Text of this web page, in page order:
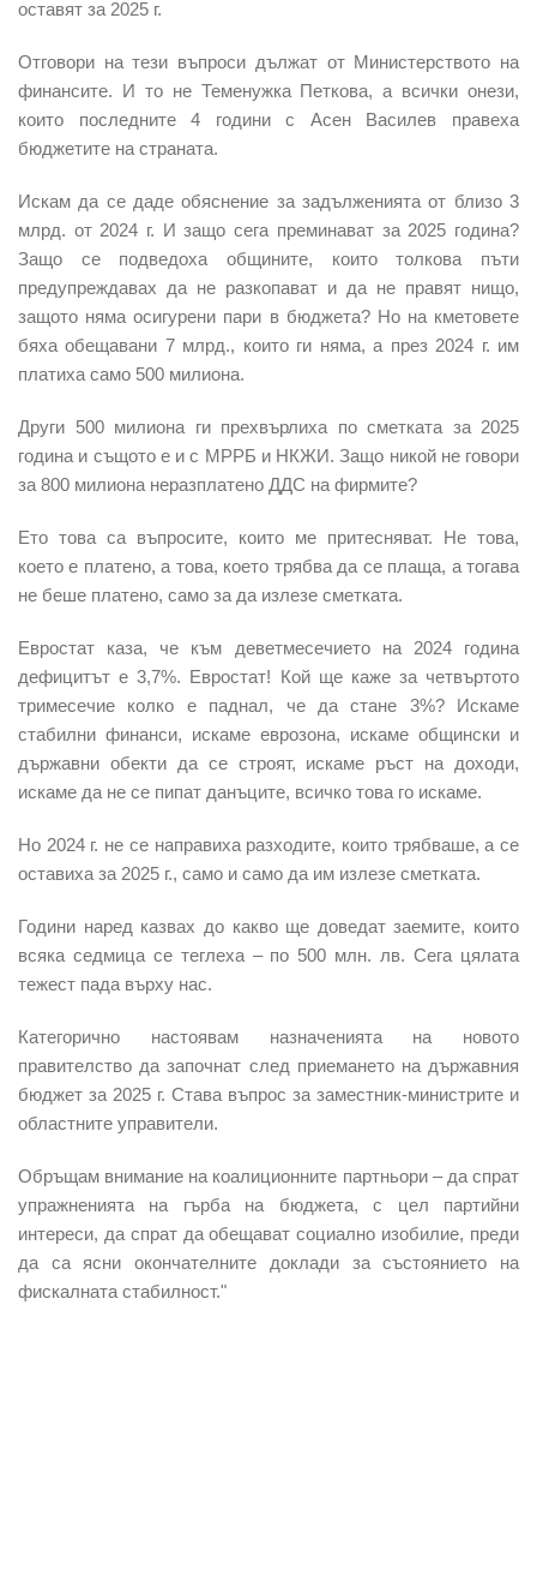
оставят за 2025 г.
Отговори на тези въпроси дължат от Министерството на
финансите. И то не Теменужка Петкова, а всички онези,
които последните 4 години с Асен Василев правеха
бюджетите на страната.
Искам да се даде обяснение за задълженията от близо 3
млрд. от 2024 г. И защо сега преминават за 2025 година?
Защо се подведоха общините, които толкова пъти
предупреждавах да не разкопават и да не правят нищо,
защото няма осигурени пари в бюджета? Но на кметовете
бяха обещавани 7 млрд., които ги няма, а през 2024 г. им
платиха само 500 милиона.
Други 500 милиона ги прехвърлиха по сметката за 2025
година и същото е и с МРРБ и НКЖИ. Защо никой не говори
за 800 милиона неразплатено ДДС на фирмите?
Ето това са въпросите, които ме притесняват. Не това,
което е платено, а това, което трябва да се плаща, а тогава
не беше платено, само за да излезе сметката.
Евростат каза, че към деветмесечието на 2024 година
дефицитът е 3,7%. Евростат! Кой ще каже за четвъртото
тримесечие колко е паднал, че да стане 3%? Искаме
стабилни финанси, искаме еврозона, искаме общински и
държавни обекти да се строят, искаме ръст на доходи,
искаме да не се пипат данъците, всичко това го искаме.
Но 2024 г. не се направиха разходите, които трябваше, а се
оставиха за 2025 г., само и само да им излезе сметката.
Години наред казвах до какво ще доведат заемите, които
всяка седмица се теглеха – по 500 млн. лв.Сега цялата
тежест пада върху нас.
Категорично настоявам назначенията на новото
правителство да започнат след приемането на държавния
бюджет за 2025 г. Става въпрос за заместник-министрите и
областните управители.
Обръщам внимание на коалиционните партньори – да спрат
упражненията на гърба на бюджета, с цел партийни
интереси, да спрат да обещават социално изобилие, преди
да са ясни окончателните доклади за състоянието на
фискалната стабилност."